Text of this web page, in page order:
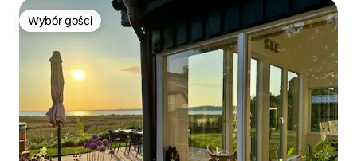
Wybór gości
Wybór gości